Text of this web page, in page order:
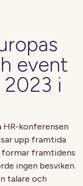
event
2023 i
HR-konferensen
upp framtida
framtidens
ingen besviken.
talare och